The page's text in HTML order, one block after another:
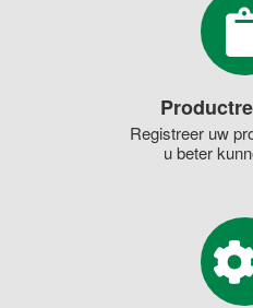
Registreer uw
u beter